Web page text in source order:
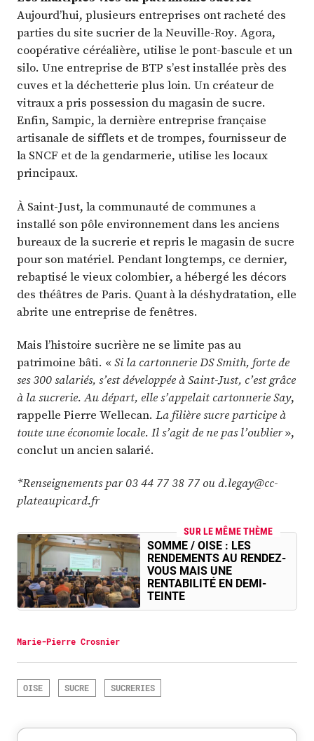
Aujourd’hui, plusieurs entreprises ont racheté des
parties du site sucrier de la Neuville-Roy. Agora,
coopérative céréalière, utilise le pont-bascule et un
silo. Une entreprise de BTP s’est installée près des
cuves et la déchetterie plus loin. Un créateur de
vitraux a pris possession du magasin de sucre.
Enfin, Sampic, la dernière entreprise française
artisanale de sifflets et de trompes, fournisseur de
la SNCF et de la gendarmerie, utilise les locaux
principaux.
À Saint-Just, la communauté de communes a
installé son pôle environnement dans les anciens
bureaux de la sucrerie et repris le magasin de sucre
pour son matériel. Pendant longtemps, ce dernier,
rebaptisé le vieux colombier, a hébergé les décors
des théâtres de Paris. Quant à la déshydratation, elle
abrite une entreprise de fenêtres.
Mais l’histoire sucrière ne se limite pas au
patrimoine bâti. «Si la cartonnerie DS Smith, forte de
ses 300 salariés, s’est développée à Saint-Just, c’est grâce
à la sucrerie. Au départ, elle s’appelait cartonnerie Say,
rappelle Pierre Wellecan. La filière sucre participe à
toute une économie locale. Il s’agit de ne pas l’oublier»,
conclut un ancien salarié.
*Renseignements par 03 44 77 38 77 ou d.legay@​cc-
plateaupicard.fr
SUR LE MÊME THÈME
SOMME / OISE : LES
RENDEMENTS AU RENDEZ-
VOUS MAIS UNE
RENTABILITÉ EN DEMI-
TEINTE
Marie-Pierre Crosnier
OISE SUCRE SUCRERIES